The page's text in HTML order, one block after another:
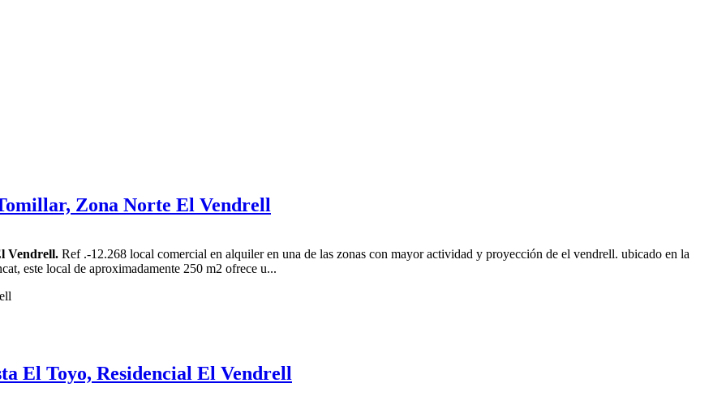
Zona Norte El Vendrell
Vendrell. Ref .-12.268 local comercial en alquiler en una de las zonas con mayor actividad y proyección de el vendrell. ubicado en la
este local de aproximadamente 250 m2 ofrece u...
El Toyo, Residencial El Vendrell